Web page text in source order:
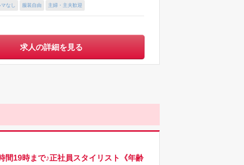
マなし 服装自由 主婦・主夫歓迎
求人の詳細を見る
19時まで♪正社員スタイリスト《年齢